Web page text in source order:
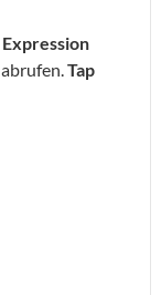
Expression
abrufen.Tap